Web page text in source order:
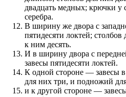
двадцать медных; крючки у
серебра.
В ширину же двора с
пятидесяти локтей;
к ним десять.
И в ширину двора с
завесы пятидесяти локтей.
К одной стороне — завесы в
для них три, и подножий
и к другой стороне —